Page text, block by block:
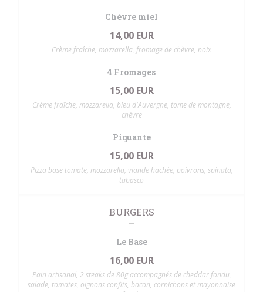
Chèvre miel
14,00 EUR
Crème fraîche, mozzarella, fromage de chèvre, noix
4 Fromages
15,00 EUR
Crème fraîche, mozzarella, bleu d'Auvergne, tome de montagne,
chèvre
Piquante
15,00 EUR
Pizza base tomate, mozzarella, viande hachée, poivrons, spinata,
tabasco
BURGERS
Le Base
16,00 EUR
Pain artisanal, 2 steaks de 80g accompagnés de cheddar fondu,
salade, tomates, oignons confits, bacon, cornichons et mayonnaise